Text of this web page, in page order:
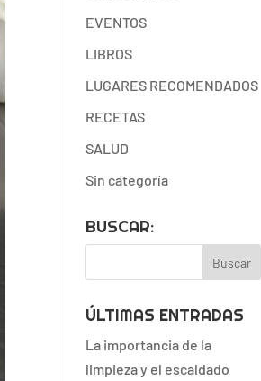
EVENTOS
LIBROS
LUGARES RECOMENDADOS
RECETAS
SALUD
Sin categoría
BUSCAR:
ÚLTIMAS ENTRADAS
La importancia de la
limpieza y el escaldado